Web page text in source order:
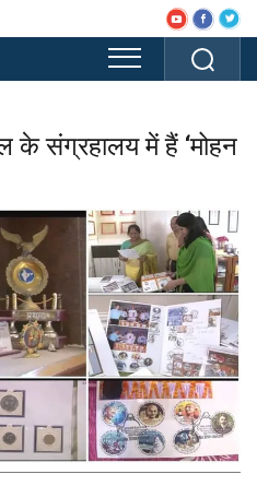
के संग्रहालय में हैं ‘मोहन